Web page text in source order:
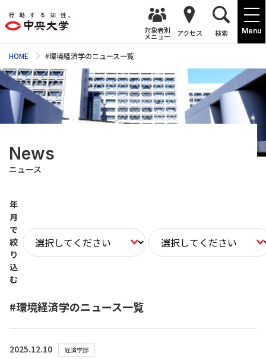
Menu
対象者別
メニュー アクセス 検索
HOME #環境経済学のニュース一覧
News
ニュース
年
月
で
絞
り
込
む
#環境経済学のニュース一覧
2025.12.10 経済学部